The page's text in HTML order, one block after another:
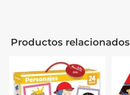
Productos relacionados